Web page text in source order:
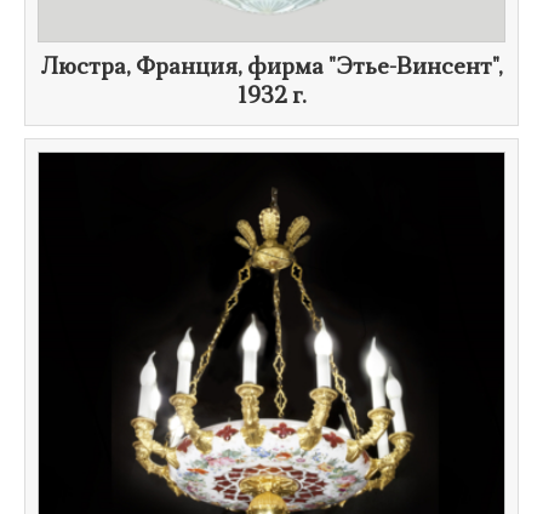
​Люстра, Франция, фирма "Этье-Винсент",
1932 г.